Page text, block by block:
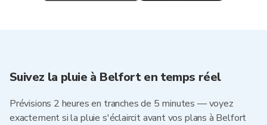
Suivez la pluie à Belfort en temps réel
Prévisions 2 heures en tranches de 5 minutes — voyez
exactement si la pluie s'éclaircit avant vos plans à Belfort